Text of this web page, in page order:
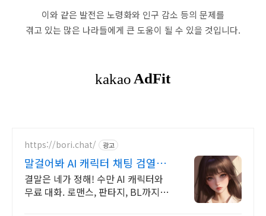
이와 같은 발전은 노령화와 인구 감소 등의 문제를
겪고 있는 많은 나라들에게 큰 도움이 될 수 있을 것입니다.
https://bori.chat/ 광고
말걸어봐 AI 캐릭터 채팅 검열없
는 자유대화
결말은 네가 정해! 수만 AI 캐릭터와
무료 대화. 로맨스, 판타지, BL까지.